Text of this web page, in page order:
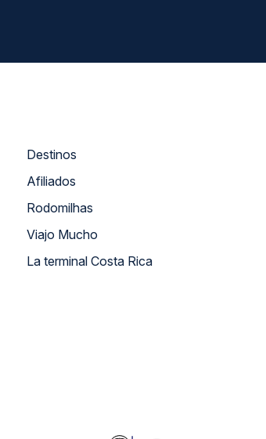
Destinos
Afiliados
Rodomilhas
Viajo Mucho
La terminal Costa Rica